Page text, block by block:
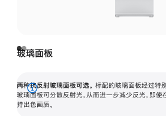
玻璃面板
两种抗反射玻璃面板可选。 标配的玻璃面板经过特
玻璃面板可分散反射光，从而进一步减少反光，即
持出色画质。
展
开